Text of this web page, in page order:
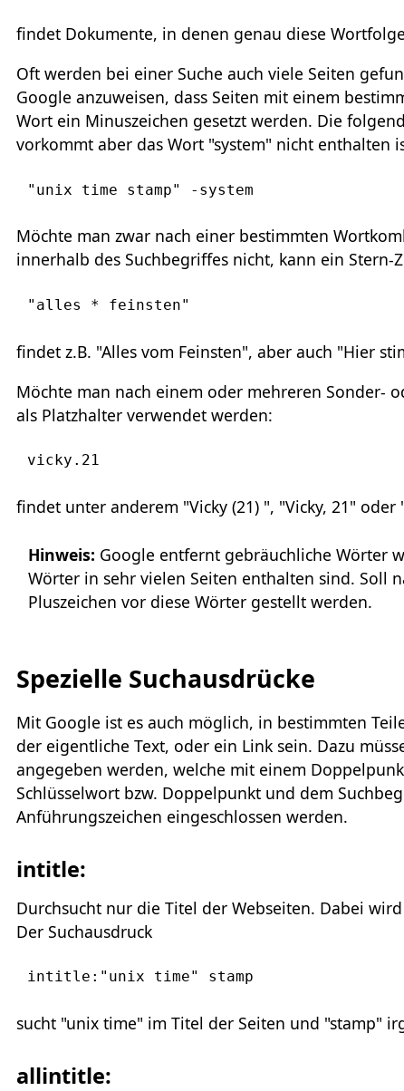
findet Dokumente, in denen genau diese
Oft werden bei einer Suche auch viele Seiten
Google anzuweisen, dass Seiten mit einem
Wort ein Minuszeichen gesetzt werden. Die
vorkommt aber das Wort "system" nicht enthalten
"unix time stamp" -system
Möchte man zwar nach einer bestimmten
innerhalb des Suchbegriffes nicht, kann ein
"alles * feinsten"
findet z.B. "Alles vom Feinsten", aber auch "Hier
Möchte man nach einem oder mehreren Sonder-
als Platzhalter verwendet werden:
vicky.21
findet unter anderem "Vicky (21) ", "Vicky, 21" oder
Hinweis: Google entfernt gebräuchliche Wörter
Wörter in sehr vielen Seiten enthalten sind. Soll
Pluszeichen vor diese Wörter gestellt werden.
Spezielle Suchausdrücke
Mit Google ist es auch möglich, in bestimmten
der eigentliche Text, oder ein Link sein. Dazu
angegeben werden, welche mit einem
Schlüsselwort bzw. Doppelpunkt und dem
Anführungszeichen eingeschlossen werden.
intitle:
Durchsucht nur die Titel der Webseiten. Dabei
Der Suchausdruck
intitle:"unix time" stamp
sucht "unix time" im Titel der Seiten und "stamp"
allintitle: